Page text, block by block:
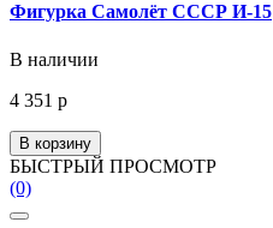
Фигурка Самолёт СССР И-15
В наличии
4 351 р
В корзину
БЫСТРЫЙ ПРОСМОТР
(0)